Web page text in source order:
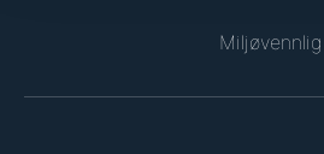
Miljøvennlig